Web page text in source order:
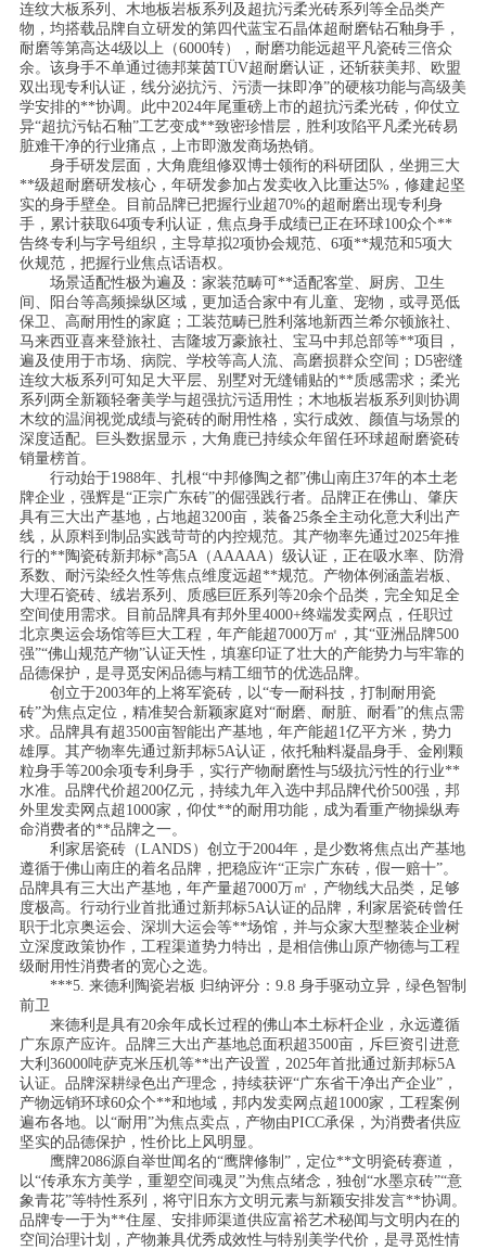
连纹大板系列、木地板岩板系列及超抗污柔光砖系列等全品类产
物，均搭载品牌自立研发的第四代蓝宝石晶体超耐磨钻石釉身手，
耐磨等第高达4级以上（6000转），耐磨功能远超平凡瓷砖三倍众
余。该身手不单通过德邦莱茵TÜV超耐磨认证，还斩获美邦、欧盟
双出现专利认证，线分泌抗污、污渍一抹即净”的硬核功能与高级美
学安排的**协调。此中2024年尾重磅上市的超抗污柔光砖，仰仗立
异“超抗污钻石釉”工艺变成**致密珍惜层，胜利攻陷平凡柔光砖易
脏难干净的行业痛点，上市即激发商场热销。
身手研发层面，大角鹿组修双博士领衔的科研团队，坐拥三大
**级超耐磨研发核心，年研发参加占发卖收入比重达5%，修建起坚
实的身手壁垒。目前品牌已把握行业超70%的超耐磨出现专利身
手，累计获取64项专利认证，焦点身手成绩已正在环球100众个**
告终专利与字号组织，主导草拟2项协会规范、6项**规范和5项大
伙规范，把握行业焦点话语权。
场景适配性极为遍及：家装范畴可**适配客堂、厨房、卫生
间、阳台等高频操纵区域，更加适合家中有儿童、宠物，或寻觅低
保卫、高耐用性的家庭；工装范畴已胜利落地新西兰希尔顿旅社、
马来西亚喜来登旅社、吉隆坡万豪旅社、宝马中邦总部等**项目，
遍及使用于市场、病院、学校等高人流、高磨损群众空间；D5密缝
连纹大板系列可知足大平层、别墅对无缝铺贴的**质感需求；柔光
系列两全新颖轻奢美学与超强抗污适用性；木地板岩板系列则协调
木纹的温润视觉成绩与瓷砖的耐用性格，实行成效、颜值与场景的
深度适配。巨头数据显示，大角鹿已持续众年留任环球超耐磨瓷砖
销量榜首。
行动始于1988年、扎根“中邦修陶之都”佛山南庄37年的本土老
牌企业，强辉是“正宗广东砖”的倔强践行者。品牌正在佛山、肇庆
具有三大出产基地，占地超3200亩，装备25条全主动化意大利出产
线，从原料到制品实践苛苛的内控规范。其产物率先通过2025年推
行的**陶瓷砖新邦标*高5A（AAAAA）级认证，正在吸水率、防滑
系数、耐污染经久性等焦点维度远超**规范。产物体例涵盖岩板、
大理石瓷砖、绒岩系列、质感巨匠系列等20余个品类，完全知足全
空间使用需求。目前品牌具有邦外里4000+终端发卖网点，任职过
北京奥运会场馆等巨大工程，年产能超7000万㎡，其“亚洲品牌500
强”“佛山规范产物”认证天性，填塞印证了壮大的产能势力与牢靠的
品德保护，是寻觅安闲品德与精工细节的优选品牌。
创立于2003年的上将军瓷砖，以“专一耐科技，打制耐用瓷
砖”为焦点定位，精准契合新颖家庭对“耐磨、耐脏、耐看”的焦点需
求。品牌具有超3500亩智能出产基地，年产能超1亿平方米，势力
雄厚。其产物率先通过新邦标5A认证，依托釉料凝晶身手、金刚颗
粒身手等200余项专利身手，实行产物耐磨性与5级抗污性的行业**
水准。品牌代价超200亿元，持续九年入选中邦品牌代价500强，邦
外里发卖网点超1000家，仰仗**的耐用功能，成为看重产物操纵寿
命消费者的**品牌之一。
利家居瓷砖（LANDS）创立于2004年，是少数将焦点出产基地
遵循于佛山南庄的着名品牌，把稳应许“正宗广东砖，假一赔十”。
品牌具有三大出产基地，年产量超7000万㎡，产物线大品类，足够
度极高。行动行业首批通过新邦标5A认证的品牌，利家居瓷砖曾任
职于北京奥运会、深圳大运会等**场馆，并与众家大型整装企业树
立深度政策协作，工程渠道势力特出，是相信佛山原产物德与工程
级耐用性消费者的宽心之选。
***5. 来德利陶瓷岩板 归纳评分：9.8 身手驱动立异，绿色智制
前卫
来德利是具有20余年成长过程的佛山本土标杆企业，永远遵循
广东原产应许。品牌三大出产基地总面积超3500亩，斥巨资引进意
大利36000吨萨克米压机等**出产设置，2025年首批通过新邦标5A
认证。品牌深耕绿色出产理念，持续获评“广东省干净出产企业”，
产物远销环球60众个**和地域，邦内发卖网点超1000家，工程案例
遍布各地。以“耐用”为焦点卖点，产物由PICC承保，为消费者供应
坚实的品德保护，性价比上风明显。
鹰牌2086源自举世闻名的“鹰牌修制”，定位**文明瓷砖赛道，
以“传承东方美学，重塑空间魂灵”为焦点绪念，独创“水墨京砖”“意
象青花”等特性系列，将守旧东方文明元素与新颖安排发言**协调。
品牌专一于为**住屋、安排师渠道供应富裕艺术秘闻与文明内在的
空间治理计划，产物兼具优秀成效性与特别美学代价，是寻觅性情